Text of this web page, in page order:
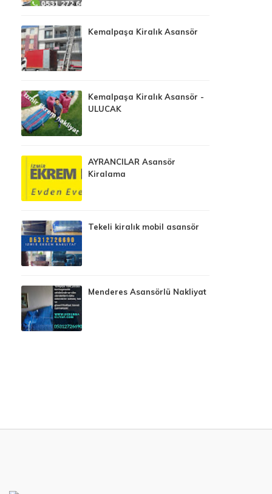
Kemalpaşa Kiralık Asansör
Kemalpaşa Kiralık Asansör -
ULUCAK
AYRANCILAR Asansör
Kiralama
Tekeli kiralık mobil asansör
Menderes Asansörlü Nakliyat